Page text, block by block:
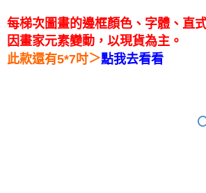
每梯次圖畫的邊框顏色、字體、直
因畫家元素變動，以現貨為主。
此款還有5*7吋＞點我去看看